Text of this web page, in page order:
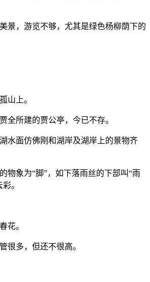
景，游览不够，尤其是绿色杨柳荫下的
山上。
全所建的贾公亭，今已不存。
水面仿佛刚和湖岸及湖岸上的景物齐
物象为“脚”，如下落雨丝的下部叫“雨
。
花。
很多，但还不很高。